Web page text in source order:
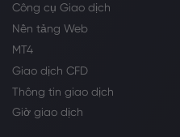
Công cụ Giao dịch
Nền tảng Web
MT4
Giao dịch CFD
Thông tin giao dịch
Giờ giao dịch